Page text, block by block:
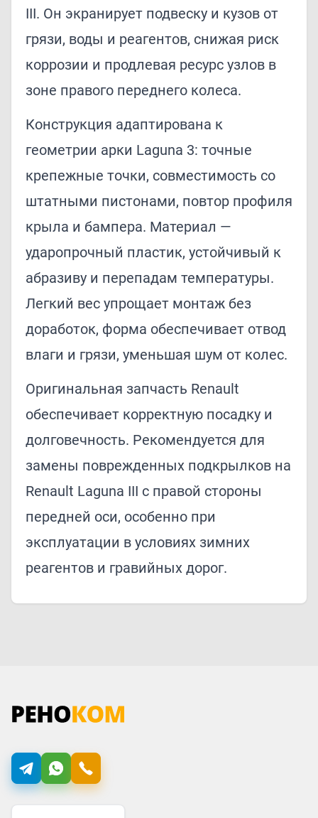
III. Он экранирует подвеску и кузов от
грязи, воды и реагентов, снижая риск
коррозии и продлевая ресурс узлов в
зоне правого переднего колеса.
Конструкция адаптирована к
геометрии арки Laguna 3: точные
крепежные точки, совместимость со
штатными пистонами, повтор профиля
крыла и бампера. Материал —
ударопрочный пластик, устойчивый к
абразиву и перепадам температуры.
Легкий вес упрощает монтаж без
доработок, форма обеспечивает отвод
влаги и грязи, уменьшая шум от колес.
Оригинальная запчасть Renault
обеспечивает корректную посадку и
долговечность. Рекомендуется для
замены поврежденных подкрылков на
Renault Laguna III с правой стороны
передней оси, особенно при
эксплуатации в условиях зимних
реагентов и гравийных дорог.